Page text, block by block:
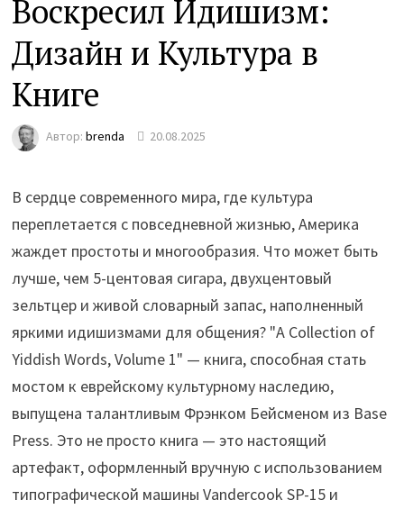
Воскресил Идишизм:
Дизайн и Культура в
Книге
Автор:brenda 20.08.2025
В сердце современного мира, где культура
переплетается с повседневной жизнью, Америка
жаждет простоты и многообразия. Что может быть
лучше, чем 5-центовая сигара, двухцентовый
зельтцер и живой словарный запас, наполненный
яркими идишизмами для общения? "A Collection of
Yiddish Words, Volume 1" — книга, способная стать
мостом к еврейскому культурному наследию,
выпущена талантливым Фрэнком Бейсменом из Base
Press. Это не просто книга — это настоящий
артефакт, оформленный вручную с использованием
типографической машины Vandercook SP-15 и